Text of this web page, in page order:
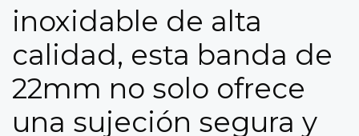
inoxidable de alta
calidad, esta banda de
22mm no solo ofrece
una sujeción segura y